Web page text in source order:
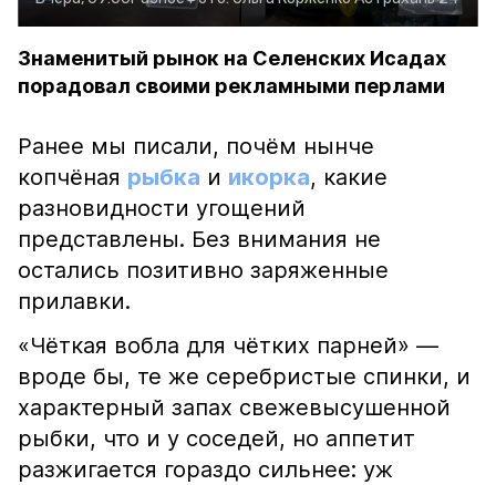
Знаменитый рынок на Селенских Исадах
порадовал своими рекламными перлами
Ранее мы писали, почём нынче
копчёная рыбка и икорка, какие
разновидности угощений
представлены. Без внимания не
остались позитивно заряженные
прилавки.
«Чёткая вобла для чётких парней» —
вроде бы, те же серебристые спинки, и
характерный запах свежевысушенной
рыбки, что и у соседей, но аппетит
разжигается гораздо сильнее: уж